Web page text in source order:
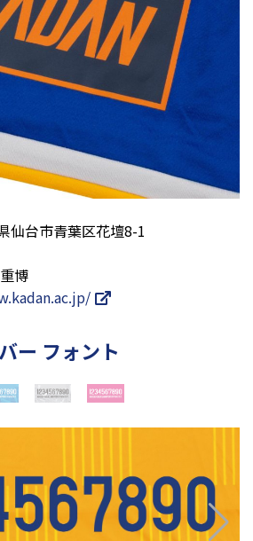
仙台市青葉区花壇8-1
博
ー フォント